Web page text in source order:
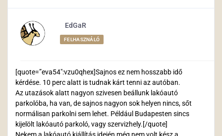
EdGaR
FELHASZNÁLÓ
[quote=”eva54″:vzu0qhex]Sajnos ez nem hosszabb idő
kérdése. 10 perc alatt is tudnak kárt tenni az autóban.
Az utazások alatt nagyon szivesen beállunk lakóautó
parkolóba, ha van, de sajnos nagyon sok helyen nincs, sőt
normálisan parkolni sem lehet. Például Budapesten sincs
kijelölt lakóautó parkoló, vagy szervizhely.[/quote]